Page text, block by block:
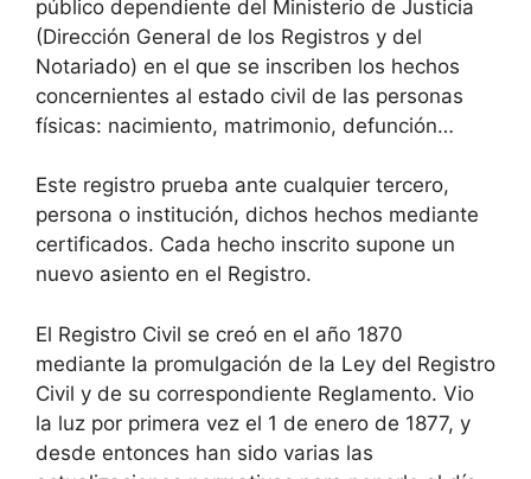
público dependiente del Ministerio de Justicia
(Dirección General de los Registros y del
Notariado) en el que se inscriben los hechos
concernientes al estado civil de las personas
físicas: nacimiento, matrimonio, defunción…
Este registro prueba ante cualquier tercero,
persona o institución, dichos hechos mediante
certificados. Cada hecho inscrito supone un
nuevo asiento en el Registro.
El Registro Civil se creó en el año 1870
mediante la promulgación de la Ley del Registro
Civil y de su correspondiente Reglamento. Vio
la luz por primera vez el 1 de enero de 1877, y
desde entonces han sido varias las